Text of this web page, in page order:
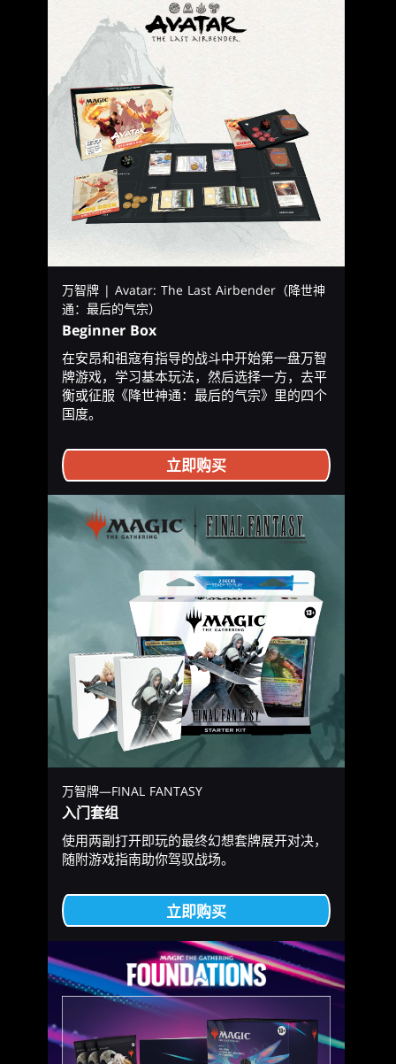
万智牌 | Avatar: The Last Airbender（降世神
通：最后的气宗）
Beginner Box
在安昂和祖寇有指导的战斗中开始第一盘万智
牌游戏，学习基本玩法，然后选择一方，去平
衡或征服《降世神通：最后的气宗》里的四个
国度。
立即购买
万智牌—FINAL FANTASY
入门套组
使用两副打开即玩的最终幻想套牌展开对决，
随附游戏指南助你驾驭战场。
立即购买